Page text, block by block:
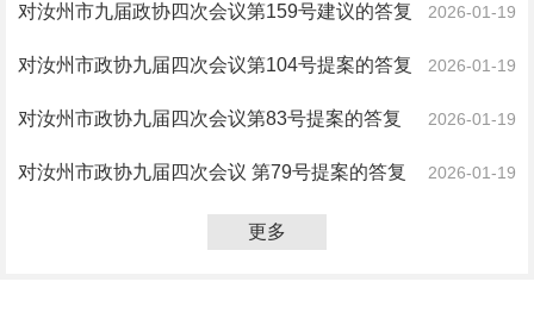
对汝州市九届政协四次会议第159号建议的答复 2026-01-19
对汝州市政协九届四次会议第104号提案的答复 2026-01-19
对汝州市政协九届四次会议第83号提案的答复 2026-01-19
对汝州市政协九届四次会议 第79号提案的答复 2026-01-19
更多